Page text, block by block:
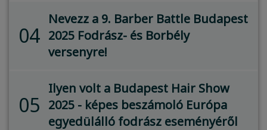
04
Nevezz a 9. Barber Battle Budapest
2025 Fodrász- és Borbély
versenyre!
05
Ilyen volt a Budapest Hair Show
2025 - képes beszámoló Európa
egyedülálló fodrász eseményéről